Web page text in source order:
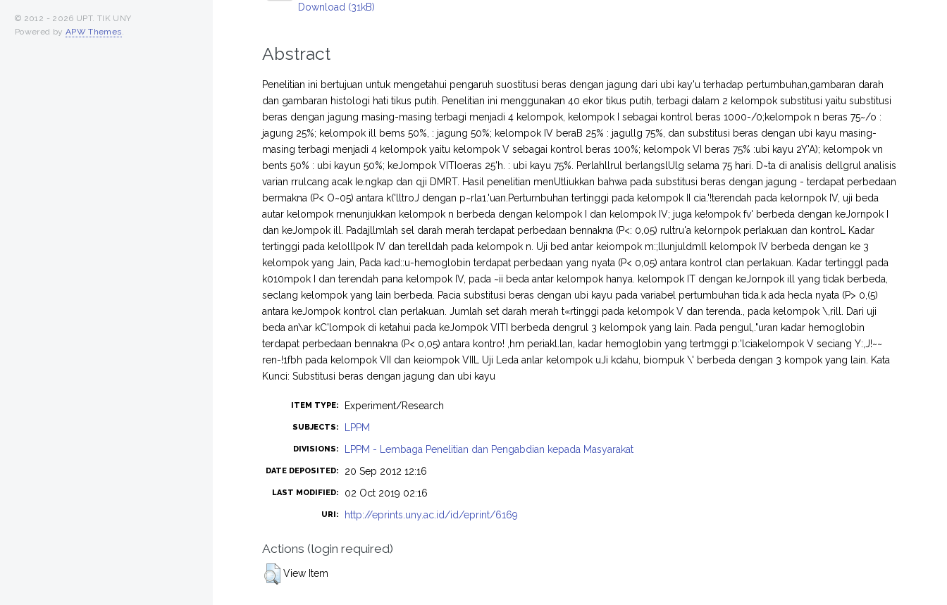
Download (31kB)
Abstract
Penelitian ini bertujuan untuk mengetahui pengaruh suostitusi beras dengan jagung dari ubi kay'u terhadap pertumbuhan,gambaran darah
dan gambaran histologi hati tikus putih. Penelitian ini menggunakan 40 ekor tikus putih, terbagi dalam 2 kelompok substitusi yaitu substitusi
beras dengan jagung masing-masing terbagi menjadi 4 kelompok, kelompok I sebagai kontrol beras 1000-/0;kelompok n beras 75~/o :
jagung 25%; kelompok ill bems 50%, : jagung 50%; kelompok IV beraB 25% : jagullg 75%, dan substitusi beras dengan ubi kayu masing-
masing terbagi menjadi 4 kelompok yaitu kelompok V sebagai kontrol beras 100%; kelompok VI beras 75% :ubi kayu 2Y'A); kelompok vn
bents 50% : ubi kayun 50%; keJompok VITIoeras 25'h. : ubi kayu 75%. Perlahllrul berlangslUlg selama 75 hari. D~ta di analisis dellgrul analisis
varian rrulcang acak Ie.ngkap dan qji DMRT. Hasil penelitian menUtliukkan bahwa pada substitusi beras dengan jagung - terdapat perbedaan
bermakna (P< O~05) antara k('lltroJ dengan p~rla1.'uan.Perturnbuhan tertinggi pada kelompok II cia.'!terendah pada kelornpok IV, uji beda
autar kelompok rnenunjukkan kelompok n berbeda dengan kelompok I dan kelompok IV; juga ke!ompok fv' berbeda dengan keJornpok I
dan keJompok ill. Padajllmlah sel darah merah terdapat perbedaan bennakna (P<: 0,05) rultru'a kelornpok perlakuan dan kontroL Kadar
tertinggi pada kelolllpok IV dan terelldah pada kelompok n. Uji bed antar keiompok m:;llunjuldmll kelompok IV berbeda dengan ke 3
kelompok yang Jain, Pada kad::u-hemoglobin terdapat perbedaan yang nyata (P< 0,05) antara kontrol clan perlakuan. Kadar tertinggl pada
k010mpok I dan terendah pana kelompok IV, pada ~ii beda antar kelompok hanya. kelompok IT dengan keJornpok ill yang tidak berbeda,
seclang kelompok yang lain berbeda. Pacia substitusi beras dengan ubi kayu pada variabel pertumbuhan tida.k ada hecla nyata (P> 0,(5)
antara keJompok kontrol clan perlakuan. Jumlah set darah merah t«rtinggi pada kelompok V dan terenda., pada kelompok \,rill. Dari uji
beda an\ar kC'lompok di ketahui pada keJomp0k VITI berbeda dengrul 3 kelompok yang lain. Pada pengul,."uran kadar hemoglobin
terdapat perbedaan bennakna (P< 0,05) antara kontro! ,hm periakl.lan, kadar hemoglobin yang tertmggi p:'lciakelompok V seciang Y:,J!~~
ren-!1fbh pada kelompok VII dan keiompok VIIL Uji Leda anlar kelompok uJi kdahu, biompuk \' berbeda dengan 3 kompok yang lain. Kata
Kunci: Substitusi beras dengan jagung dan ubi kayu
ITEM TYPE: Experiment/Research
SUBJECTS: LPPM
DIVISIONS: LPPM - Lembaga Penelitian dan Pengabdian kepada Masyarakat
DATE DEPOSITED: 20 Sep 2012 12:16
LAST MODIFIED: 02 Oct 2019 02:16
URI: http://eprints.uny.ac.id/id/eprint/6169
Actions (login required)
View Item
© 2012 - 2026 UPT. TIK UNY
Powered by APW Themes